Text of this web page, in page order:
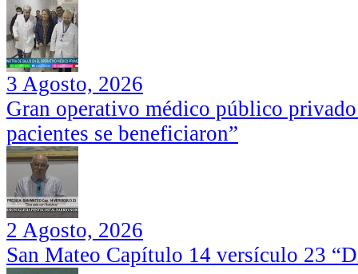
3 Agosto, 2026
Gran operativo médico público
pacientes se beneficiaron”
2 Agosto, 2026
San Mateo Capítulo 14 versículo 23